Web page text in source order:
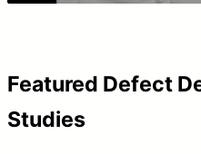
Featured Defect
Studies